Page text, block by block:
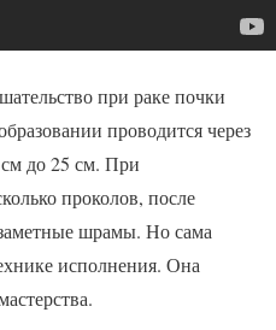
при раке почки
проводится через
см до 25 см. При
проколов, после
шрамы. Но сама
исполнения. Она